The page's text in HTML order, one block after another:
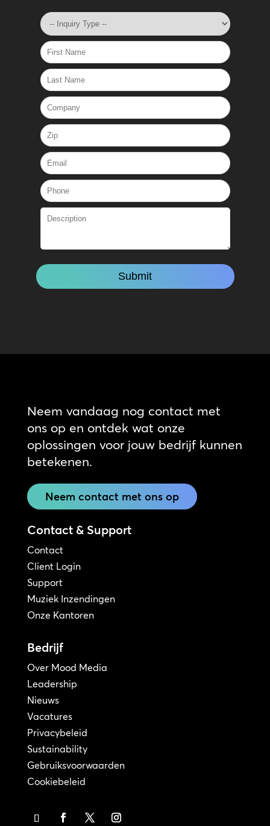
Neem vandaag nog contact met
ons op en ontdek wat onze
oplossingen voor jouw bedrijf kunnen
betekenen.
Neem contact met ons op
Contact & Support
Contact
Client Login
Support
Muziek Inzendingen
Onze Kantoren
Bedrijf
Over Mood Media
Leadership
Nieuws
Vacatures
Privacybeleid
Sustainability
Gebruiksvoorwaarden
Cookiebeleid